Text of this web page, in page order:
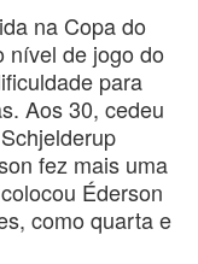
na Copa do
nível de jogo do
para
Aos 30, cedeu
fez mais uma
Éderson
como quarta e